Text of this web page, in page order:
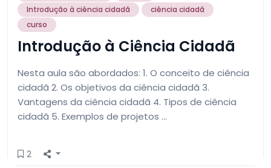
Introdução à ciência cidadã
ciência cidadã
curso
Introdução à Ciência Cidadã
Nesta aula são abordados: 1. O conceito de ciência
cidadã 2. Os objetivos da ciência cidadã 3.
Vantagens da ciência cidadã 4. Tipos de ciência
cidadã 5. Exemplos de projetos …
2